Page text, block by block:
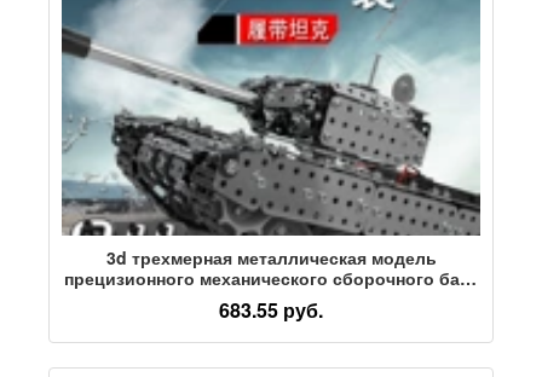
3d трехмерная металлическая модель
прецизионного механического сборочного бака
для взрослых ручная сборка из нержавеющей
стали сложная игрушка
683.55 руб.